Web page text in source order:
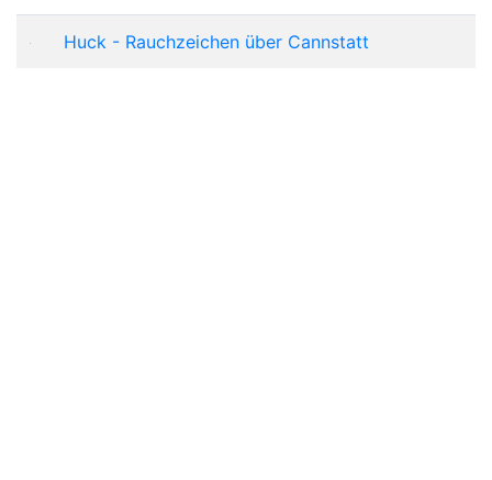
Huck - Rauchzeichen über Cannstatt